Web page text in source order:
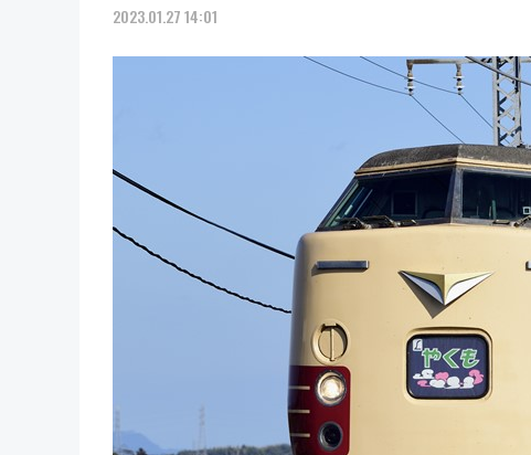
2023.01.27 14:01